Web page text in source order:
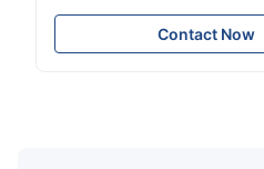
Coil Boiler economizer Boiler
the energy improving device
reduce the cost of operation
Contact Now